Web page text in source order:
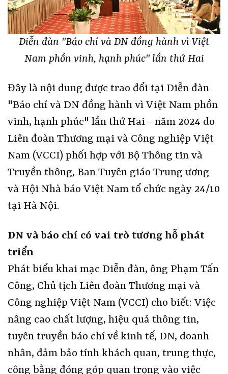
Diễn đàn "Báo chí và DN đồng hành vì Việt
Nam phồn vinh, hạnh phúc" lần thứ Hai
Đây là nội dung được trao đổi tại Diễn đàn
"Báo chí và DN đồng hành vì Việt Nam phồn
vinh, hạnh phúc" lần thứ Hai - năm 2024 do
Liên đoàn Thương mại và Công nghiệp Việt
Nam (VCCI) phối hợp với Bộ Thông tin và
Truyền thông, Ban Tuyên giáo Trung ương
và Hội Nhà báo Việt Nam tổ chức ngày 24/10
tại Hà Nội.
DN và báo chí có vai trò tương hỗ phát
triển
Phát biểu khai mạc Diễn đàn, ông Phạm Tấn
Công, Chủ tịch Liên đoàn Thương mại và
Công nghiệp Việt Nam (VCCI) cho biết: Việc
nâng cao chất lượng, hiệu quả thông tin,
tuyên truyền báo chí về kinh tế, DN, doanh
nhân, đảm bảo tính khách quan, trung thực,
công bằng đóng góp quan trọng vào việc